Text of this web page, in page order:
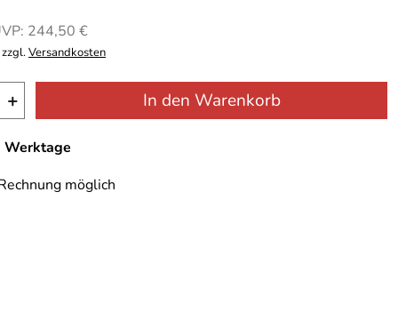
244,50 €
Versandkosten
+ In den Warenkorb
möglich